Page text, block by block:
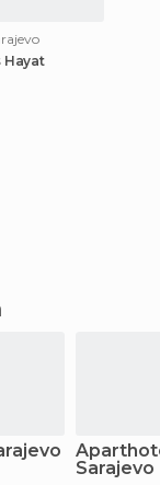
Hayat
Sarajevo